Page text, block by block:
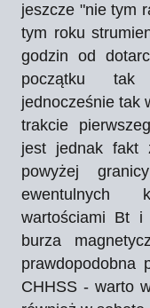
jeszcze "nie tym
tym roku
godzin od
początku tak
jednocześnie tak
trakcie
jest jednak fakt
powyżej
ewentulnych
wartościami Bt
burza
prawdopodobna
CHHSS - warto